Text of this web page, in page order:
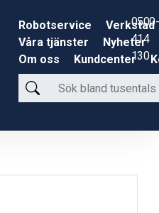
Robotservice
Verkstad
Våra tjänster
Nyheter
Om oss
Kundcenter
Sök
bland
produkter
0500-
414
130